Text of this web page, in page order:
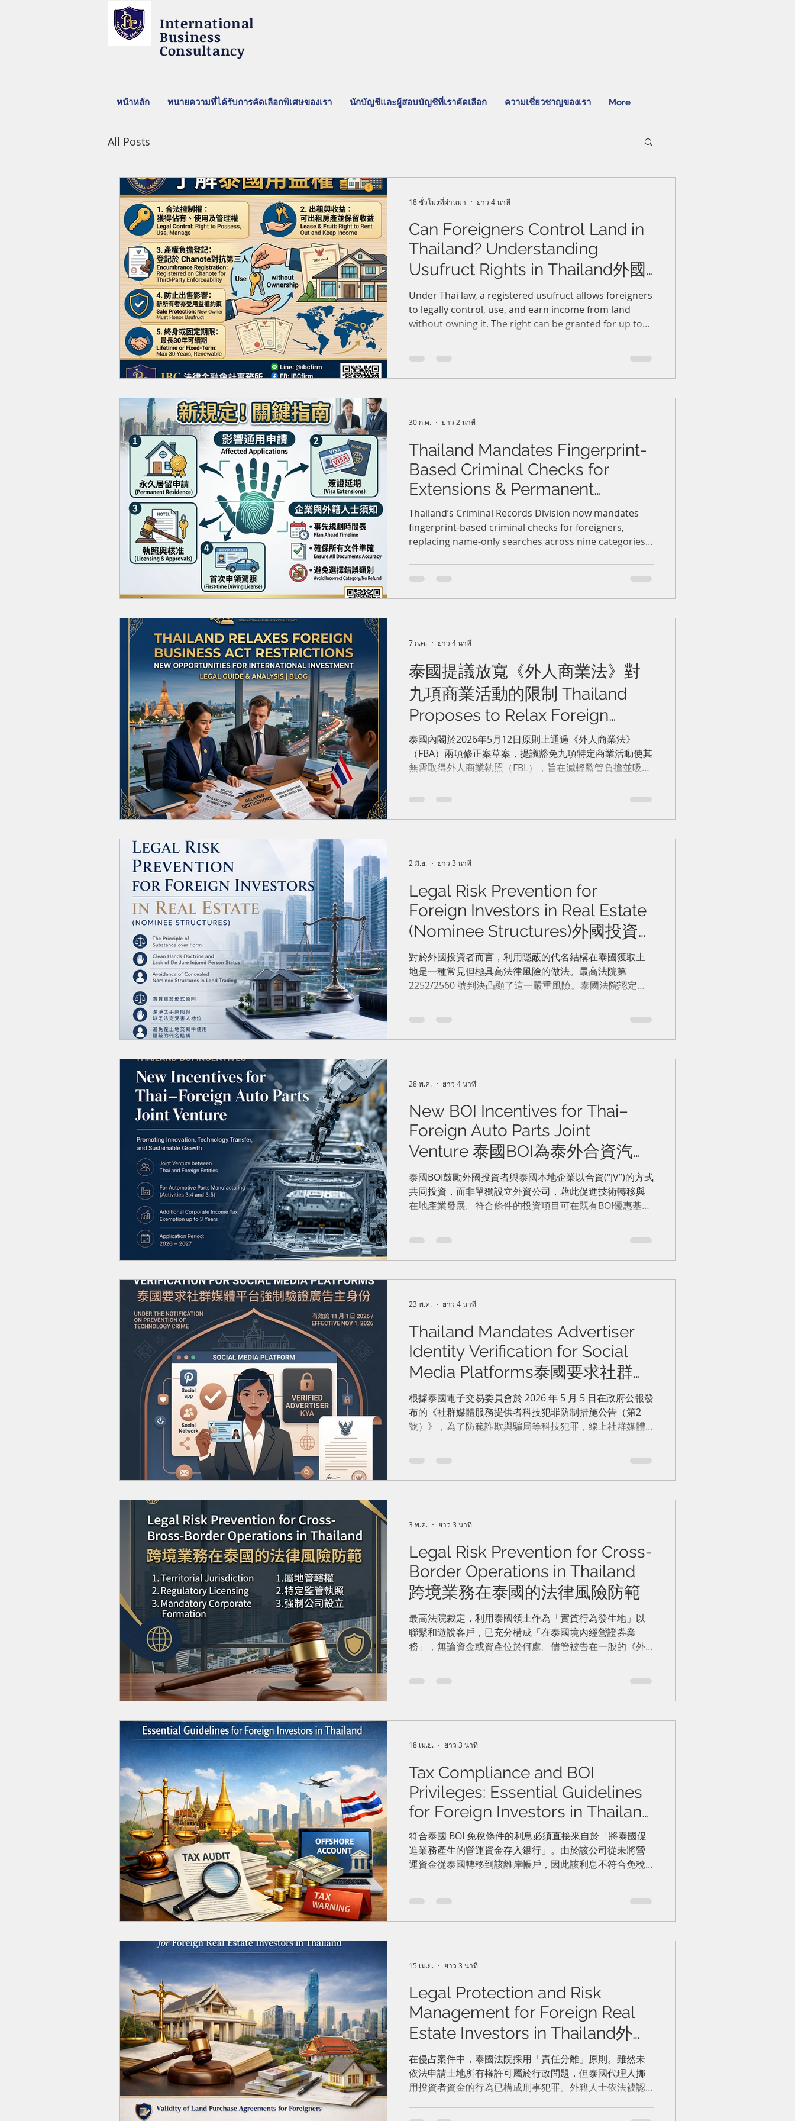
International
Business
Consultancy
หน้าหลัก ทนายความที่ได้รับการคัดเลือกพิเศษของเรา นักบัญชีและผู้สอบบัญชีที่เราคัดเลือก ความเชี่ยวชาญของเรา More
All Posts
Can Foreigners Control Land in
Thailand? Understanding
Usufruct Rights in Thailand外國
人能否在泰國控制土地？了解泰
國用益權
Under Thai law, a registered usufruct allows foreigners
to legally control, use, and earn income from land
without owning it. The right can be granted for up to
registered on the title deed. Usufructs are non-
inheritable personal rights that automatically
18 ชั่วโมงที่ผ่านมา ยาว 4 นาที
Thailand Mandates Fingerprint-
Based Criminal Checks for
Extensions & Permanent
Residency泰國規定申請簽證延期
及永久居留權須進行基於指紋識
Thailand’s Criminal Records Division now mandates
fingerprint-based criminal checks for foreigners,
replacing name-only searches across nine categories,
must ensure accuracy, as incorrect category selections
will delay timelines and service fees will not be
strengthening security
30 ก.ค. ยาว 2 นาที
泰國提議放寬《外人商業法》對
九項商業活動的限制 Thailand
Proposes to Relax Foreign
Business Act Restrictions for
Nine Business Activities
泰國內閣於2026年5月12日原則上通過《外人商業法》
（FBA）兩項修正案草案，提議豁免九項特定商業活動使其
無需取得外人商業執照（FBL），旨在減輕監管負擔並吸引
高價值海外投資。擬予豁免的業務分三大類：第一類為特
定法律規範之業務，包含第一類電信、資金管理中心、擔
業提供行政、人資、資訊科技管理及境內債務保證，因屬
務，包括出租部分場所安裝便利員工之金融設備或自動販
賣機，以及僅向石油開許權人提供之石油鑽探服務。政府
指出多數活動已受專門機構監管，故無重複審查必要。此
改革並非全面放寬外資持股體制，外資多數股權公司仍被
視為外國公司，多數限制與特定行業執照依舊適用，但這
將大幅簡化跨國企業在泰國設立資金或共享服務中心的區
域商業結構。該草案目前仍在審查中，在正式公佈於《皇
家公報》前現行FBA規定依舊適用。
7 ก.ค. ยาว 4 นาที
Legal Risk Prevention for
Foreign Investors in Real Estate
(Nominee Structures)外國投資
者不動產投資的法律風險防範
（代名結構）
對於外國投資者而言，利用隱蔽的代名結構在泰國獲取土
地是一種常見但極具高法律風險的做法。最高法院第
2252/2560 號判決凸顯了這一嚴重風險。泰國法院認定該
法》嚴格禁止外國人從事土地交易，該外國投資者的行為
2 มิ.ย. ยาว 3 นาที
New BOI Incentives for Thai–
Foreign Auto Parts Joint
Venture 泰國BOI為泰外合資汽車
零件企業提供新的優惠政策
泰國BOI鼓勵外國投資者與泰國本地企業以合資(“JV”)的方式
共同投資，而非單獨設立外資公司，藉此促進技術轉移與
在地產業發展。符合條件的投資項目可在既有BOI優惠基礎
28 พ.ค. ยาว 4 นาที
Thailand Mandates Advertiser
Identity Verification for Social
Media Platforms泰國要求社群媒
體平台強制驗證廣告主身份
根據泰國電子交易委員會於 2026 年 5 月 5 日在政府公報發
布的《社群媒體服務提供者科技犯罪防制措施公告（第2
號）》，為了防範詐欺與騙局等科技犯罪，線上社群媒體
進行身分驗證。該公告將於發布後 180 天（即 2026 年 11
23 พ.ค. ยาว 4 นาที
Legal Risk Prevention for Cross-
Border Operations in Thailand
跨境業務在泰國的法律風險防範
最高法院裁定，利用泰國領土作為「實質行為發生地」以
聯繫和遊說客戶，已充分構成「在泰國境內經營證券業
務」，無論資金或資產位於何處。儘管被告在一般的《外
"Place of Substantial Act"—for contacting and
persuading clients fully constitutes "operating a
the money or assets are located. While the defendants
they were found guilty under the spe
3 พ.ค. ยาว 3 นาที
Tax Compliance and BOI
Privileges: Essential Guidelines
for Foreign Investors in Thailand
稅務合規與BOI投資優惠：泰國外
國投資者必備指南
符合泰國 BOI 免稅條件的利息必須直接來自於「將泰國促
進業務產生的營運資金存入銀行」。由於該公司從未將營
運資金從泰國轉移到該離岸帳戶，因此該利息不符合免稅
責任，並可能導致立即喪失稅收優惠。
18 เม.ย. ยาว 3 นาที
Legal Protection and Risk
Management for Foreign Real
Estate Investors in Thailand外國
投資者在泰國房地產的法律保護
與風險管理
在侵占案件中，泰國法院採用「責任分離」原則。雖然未
依法申請土地所有權許可屬於行政問題，但泰國代理人挪
用投資者資金的行為已構成刑事犯罪。外籍人士依法被認
15 เม.ย. ยาว 3 นาที